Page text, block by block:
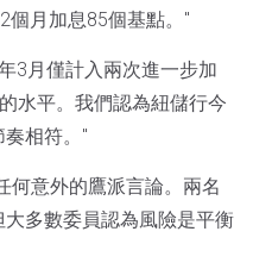
個月加息85個基點。"
3月僅計入兩次進一步加
水平。我們認為紐儲行今
相符。"
何意外的鷹派言論。兩名
多數委員認為風險是平衡